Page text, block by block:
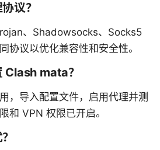
议？
、Shadowsocks、Socks5
协议以优化兼容性和安全性。
Clash mata？
，导入配置文件，启用代理并测
和 VPN 权限已开启。